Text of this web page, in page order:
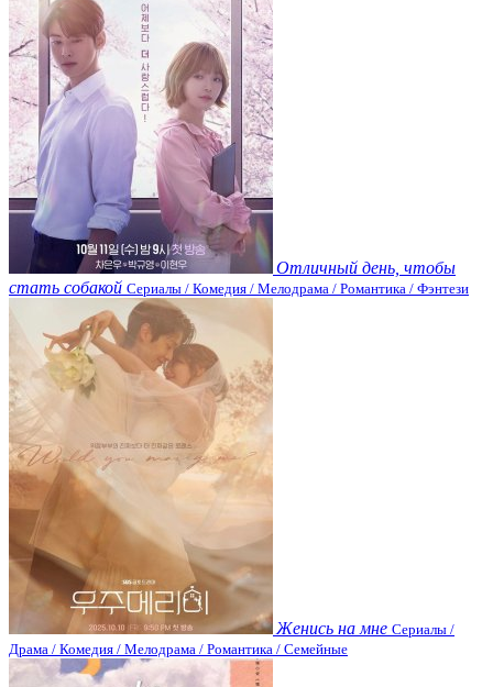
Отличный день, чтобы
стать собакой Сериалы / Комедия / Мелодрама / Романтика / Фэнтези
Женись на мне Сериалы /
Драма / Комедия / Мелодрама / Романтика / Семейные